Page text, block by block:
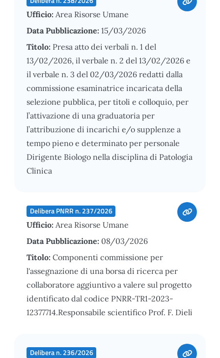
Ufficio: Area Risorse Umane
Data Pubblicazione: 15/03/2026
Titolo: Presa atto dei verbali n. 1 del
13/02/2026, il verbale n. 2 del 13/02/2026 e
il verbale n. 3 del 02/03/2026 redatti dalla
commissione esaminatrice incaricata della
selezione pubblica, per titoli e colloquio, per
l’attivazione di una graduatoria per
l’attribuzione di incarichi e/o supplenze a
tempo pieno e determinato per personale
Dirigente Biologo nella disciplina di Patologia
Clinica
Delibera PNRR n. 237/2026
Ufficio: Area Risorse Umane
Data Pubblicazione: 08/03/2026
Titolo: Componenti commissione per
l'assegnazione di una borsa di ricerca per
collaboratore aggiuntivo a valere sul progetto
identificato dal codice PNRR-TR1-2023-
12377714.Responsabile scientifico Prof. F. Dieli
Delibera n. 236/2026